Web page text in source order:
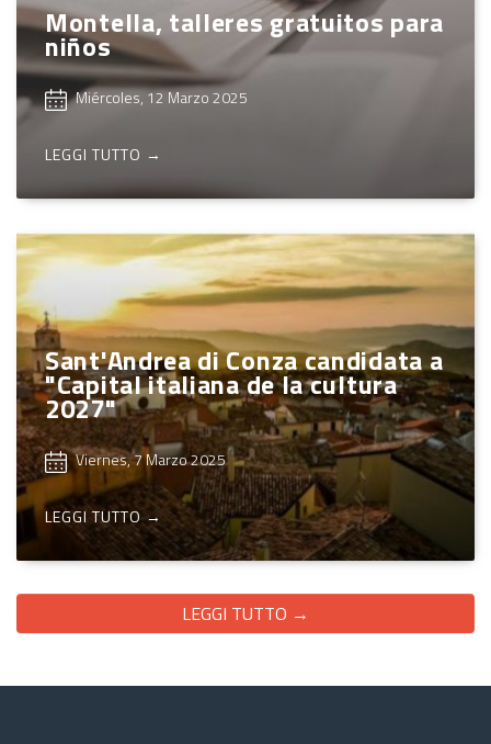
Montella, talleres gratuitos para
niños
Miércoles, 12 Marzo 2025
LEGGI TUTTO →
Sant'Andrea di Conza candidata a
"Capital italiana de la cultura
2027"
Viernes, 7 Marzo 2025
LEGGI TUTTO →
LEGGI TUTTO →